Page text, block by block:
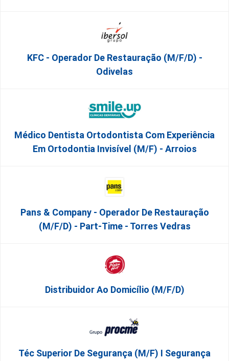
KFC - Operador De Restauração (m/f/d) -
Odivelas
Médico Dentista Ortodontista Com Experiência
Em Ortodontia Invisível (M/F) - Arroios
Pans & Company - Operador De Restauração
(m/f/d) - Part-Time - Torres Vedras
Distribuidor Ao Domicílio (m/f/d)
Téc Superior De Segurança (m/f) I Segurança